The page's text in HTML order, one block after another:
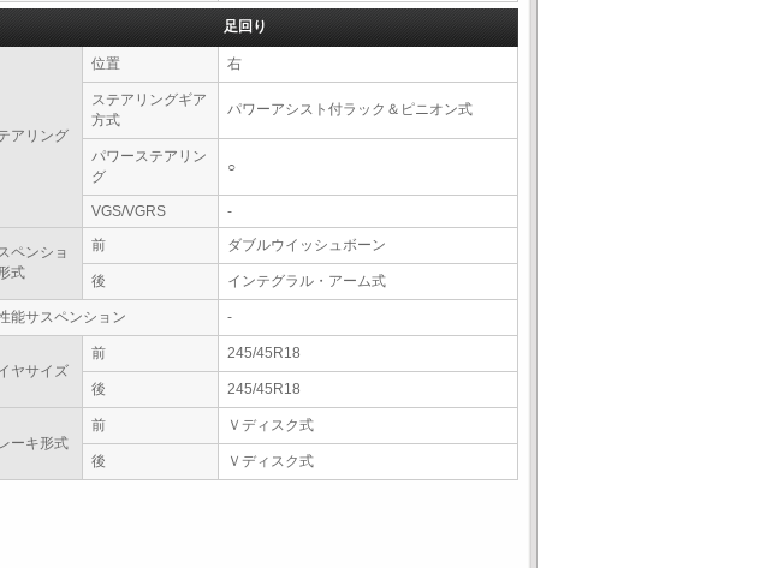
足回り
アリング
位置 右
ステアリングギア
方式
パワーアシスト付ラック＆ピニオン式
パワーステアリン
グ
○
VGS/VGRS -
ペンショ
式
前 ダブルウイッシュボーン
後 インテグラル・アーム式
能サスペンション -
ヤサイズ
前 245/45R18
後 245/45R18
ーキ形式
前 Ｖディスク式
後 Ｖディスク式